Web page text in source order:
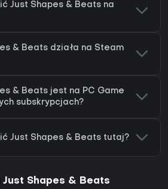
Just Shapes & Beats na
& Beats działa na Steam
& Beats jest na PC Game
subskrypcjach?
Just Shapes & Beats tutaj?
Shapes & Beats